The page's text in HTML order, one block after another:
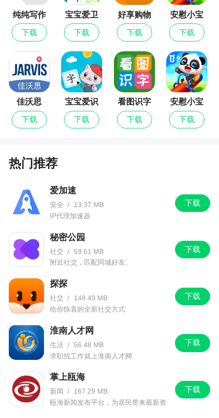
轻松
更新日志
1、新增【边听边录】功能；
2、新增插入音频功能；
3、交互优化；
4、修复一些已知的bug；
纯纯写作
最新版
下载
宝宝爱卫
生
下载
好享购物
下载
安慰小宝
宝最新版
下载
佳沃思
下载
宝宝爱识
字
下载
看图识字
下载
安慰小宝
宝
下载
热门推荐
下载
爱加速
安全 /
13.37 MB
IP代理加速器
下载
秘密公园
社交 /
59.61 MB
附近社交，匹配同城好友。
下载
探探
社交 /
148.49 MB
给你惊喜的全新社交方式
下载
淮南人才网
生活 /
56.48 MB
求职找工作就上淮南人才网
下载
掌上瓯海
新闻 /
167.29 MB
瓯海新闻发布平台，为居民带来最新资